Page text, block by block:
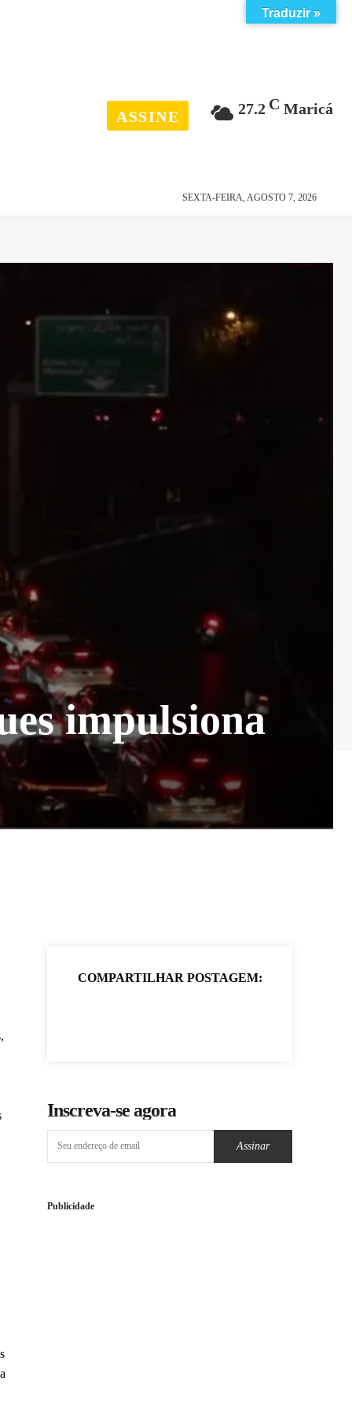
27.2 C Maricá
ASSINE
SEXTA-FEIRA, AGOSTO 7, 2026
impulsiona
COMPARTILHAR POSTAGEM:
Inscreva-se agora
Assinar
Publicidade
Traduzir »